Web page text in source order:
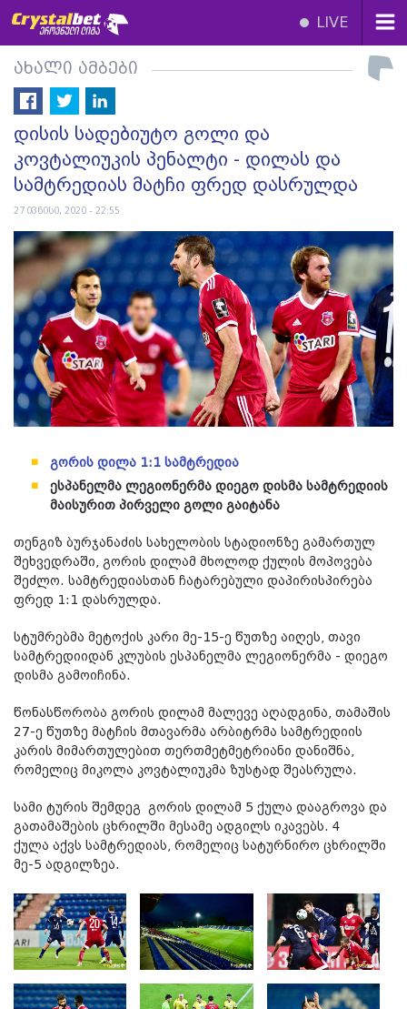
LIVE
ახალი ამბები
დისის სადებიუტო გოლი და
კოვტალიუკის პენალტი - დილას და
სამტრედიას მატჩი ფრედ დასრულდა
27 ივნისი, 2020 - 22:55
გორის დილა 1:1 სამტრედია
ესპანელმა ლეგიონერმა დიეგო დისმა სამტრედიის
მაისურით პირველი გოლი გაიტანა
თენგიზ ბურჯანაძის სახელობის სტადიონზე გამართულ
შეხვედრაში, გორის დილამ მხოლოდ ქულის მოპოვება
შეძლო. სამტრედიასთან ჩატარებული დაპირისპირება
ფრედ 1:1 დასრულდა.
სტუმრებმა მეტოქის კარი მე-15-ე წუთზე აიღეს, თავი
სამტრედიიდან კლუბის ესპანელმა ლეგიონერმა - დიეგო
დისმა გამოიჩინა.
წონასწორობა გორის დილამ მალევე აღადგინა, თამაშის
27-ე წუთზე მატჩის მთავარმა არბიტრმა სამტრედიის
კარის მიმართულებით თერთმეტმეტრიანი დანიშნა,
რომელიც მიკოლა კოვტალიუკმა ზუსტად შეასრულა.
სამი ტურის შემდეგ გორის დილამ 5 ქულა დააგროვა და
გათამაშების ცხრილში მესამე ადგილს იკავებს. 4
ქულა აქვს სამტრედიას, რომელიც სატურნირო ცხრილში
მე-5 ადგილზეა.